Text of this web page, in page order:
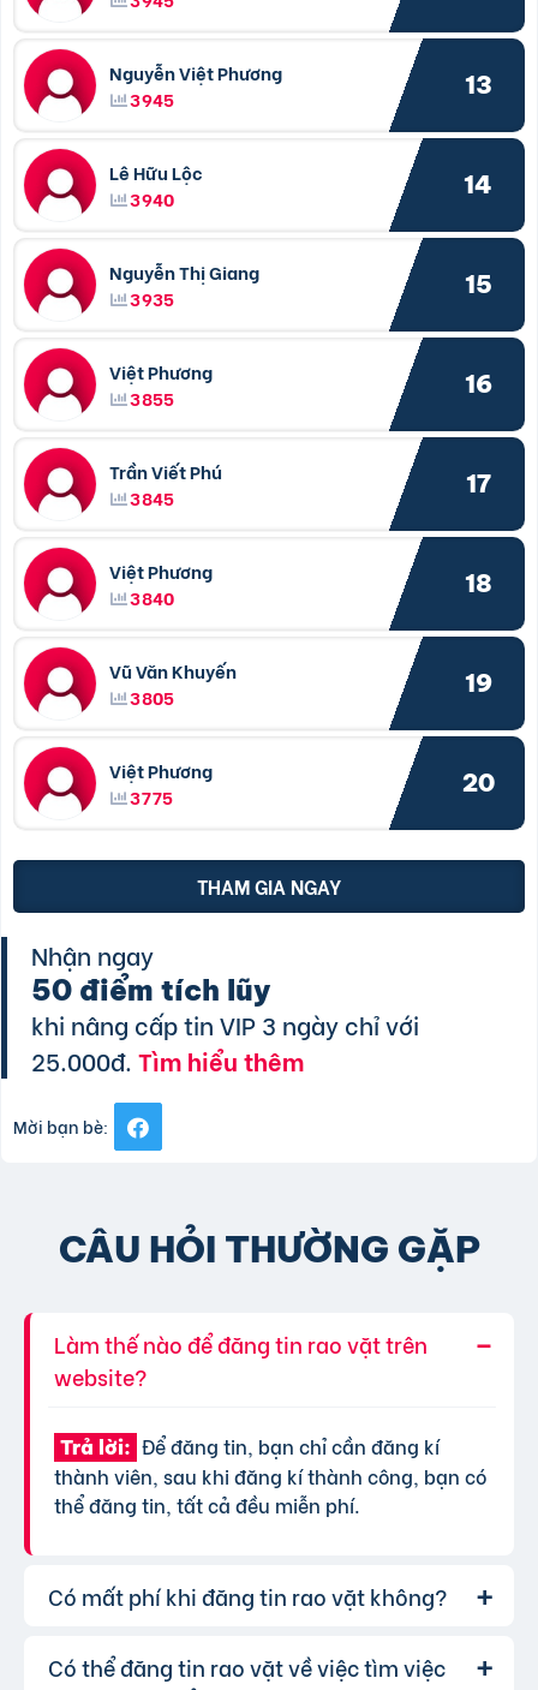
Nguyễn Việt Phương
3945
13
Lê Hữu Lộc
3940
14
Nguyễn Thị Giang
3935
15
Việt Phương
3855
16
Trần Viết Phú
3845
17
Việt Phương
3840
18
Vũ Văn Khuyến
3805
19
Việt Phương
3775
20
THAM GIA NGAY
Nhận ngay
50 điểm tích lũy
khi nâng cấp tin VIP 3 ngày chỉ với
25.000đ.Tìm hiểu thêm
Mời bạn bè:
CÂU HỎI THƯỜNG GẶP
Làm thế nào để đăng tin rao vặt trên
website?
Trả lời: Để đăng tin, bạn chỉ cần đăng kí
thành viên, sau khi đăng kí thành công, bạn có
thể đăng tin, tất cả đều miễn phí.
Có mất phí khi đăng tin rao vặt không?
Trả lời: Chúng tôi cung cấp gói đăng tin miễn
Có thể đăng tin rao vặt về việc tìm việc